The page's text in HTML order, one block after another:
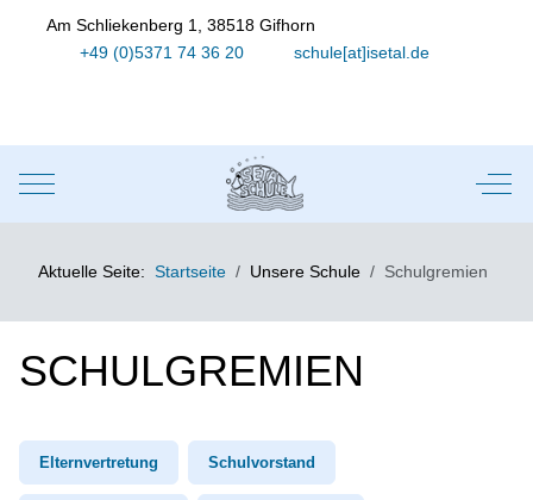
Am Schliekenberg 1, 38518 Gifhorn
+49 (0)5371 74 36 20
schule[at]isetal.de
Mobile Menu Toggle Off-
Aktuelle Seite:Startseite Unsere Schule Schulgremien
SCHULGREMIEN
Elternvertretung Schulvorstand